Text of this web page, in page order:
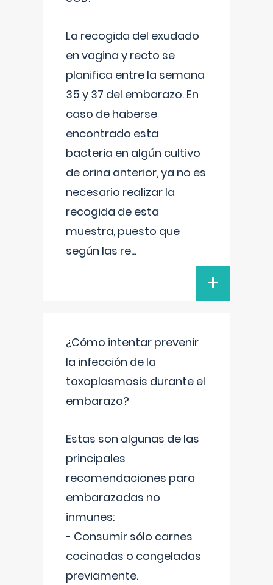
La recogida del exudado
en vagina y recto se
planifica entre la semana
35 y 37 del embarazo. En
caso de haberse
encontrado esta
bacteria en algún cultivo
de orina anterior, ya no es
necesario realizar la
recogida de esta
muestra, puesto que
según las re...
+
¿Cómo intentar prevenir
la infección de la
toxoplasmosis durante el
embarazo?
Estas son algunas de las
principales
recomendaciones para
embarazadas no
inmunes:
- Consumir sólo carnes
cocinadas o congeladas
previamente.